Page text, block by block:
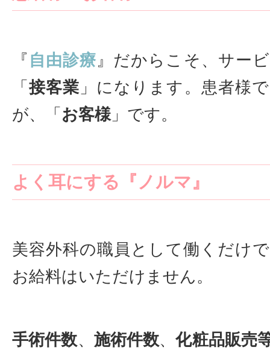
『 自由診療』だからこそ、サー
「接客業 」になります。患者様
が、「 お客様」です。
よく耳にする『ノルマ』
美容外科の職員として働くだけ
お給料はいただけません。
手術件数、 施術件数、化粧品販売